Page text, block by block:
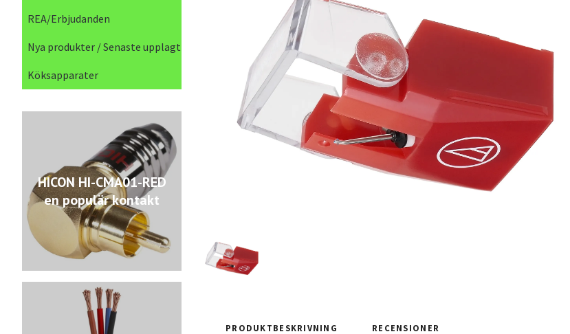
REA/Erbjudanden
Nya produkter / Senaste upplagt
Köksapparater
HICON HI-CMA01-RED
en populär kontakt
PRODUKTBESKRIVNING RECENSIONER